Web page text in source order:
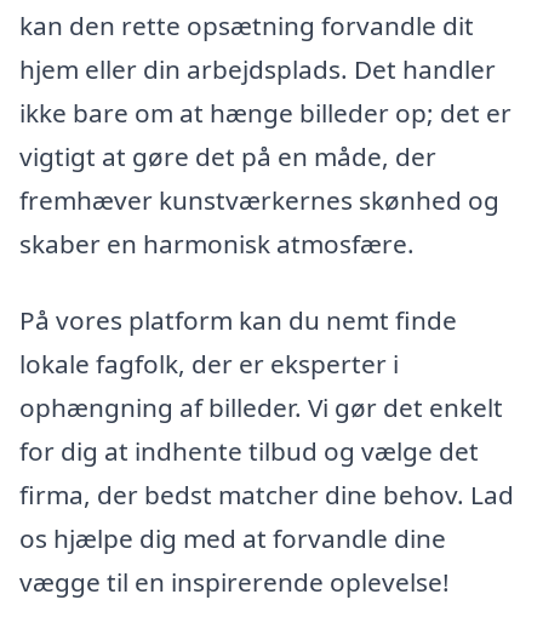
kan den rette opsætning forvandle dit
hjem eller din arbejdsplads. Det handler
ikke bare om at hænge billeder op; det er
vigtigt at gøre det på en måde, der
fremhæver kunstværkernes skønhed og
skaber en harmonisk atmosfære.
På vores platform kan du nemt finde
lokale fagfolk, der er eksperter i
ophængning af billeder. Vi gør det enkelt
for dig at indhente tilbud og vælge det
firma, der bedst matcher dine behov. Lad
os hjælpe dig med at forvandle dine
vægge til en inspirerende oplevelse!